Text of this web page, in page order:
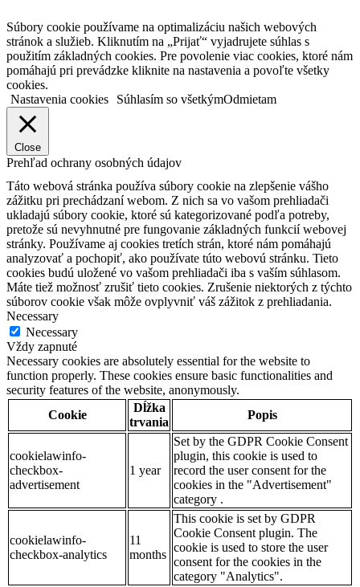
Súbory cookie používame na optimalizáciu našich webových
stránok a služieb. Kliknutím na „Prijať“ vyjadrujete súhlas s
použitím základných cookies. Pre povolenie viac cookies, ktoré nám
pomáhajú pri prevádzke kliknite na nastavenia a povoľte všetky
cookies.
Nastavenia cookies
Súhlasím so všetkýmOdmietam
Close
Prehľad ochrany osobných údajov
Táto webová stránka používa súbory cookie na zlepšenie vášho
zážitku pri prechádzaní webom. Z nich sa vo vašom prehliadači
ukladajú súbory cookie, ktoré sú kategorizované podľa potreby,
pretože sú nevyhnutné pre fungovanie základných funkcií webovej
stránky. Používame aj cookies tretích strán, ktoré nám pomáhajú
analyzovať a pochopiť, ako používate túto webovú stránku. Tieto
cookies budú uložené vo vašom prehliadači iba s vaším súhlasom.
Máte tiež možnosť zrušiť tieto cookies. Zrušenie niektorých z týchto
súborov cookie však môže ovplyvniť váš zážitok z prehliadania.
Necessary
Necessary
Vždy zapnuté
Necessary cookies are absolutely essential for the website to
function properly. These cookies ensure basic functionalities and
security features of the website, anonymously.
Cookie
Dĺžka
trvania
Popis
cookielawinfo-
checkbox-
advertisement
1 year
Set by the GDPR Cookie Consent
plugin, this cookie is used to
record the user consent for the
cookies in the "Advertisement"
category .
cookielawinfo-
checkbox-analytics
11
months
This cookie is set by GDPR
Cookie Consent plugin. The
cookie is used to store the user
consent for the cookies in the
category "Analytics".